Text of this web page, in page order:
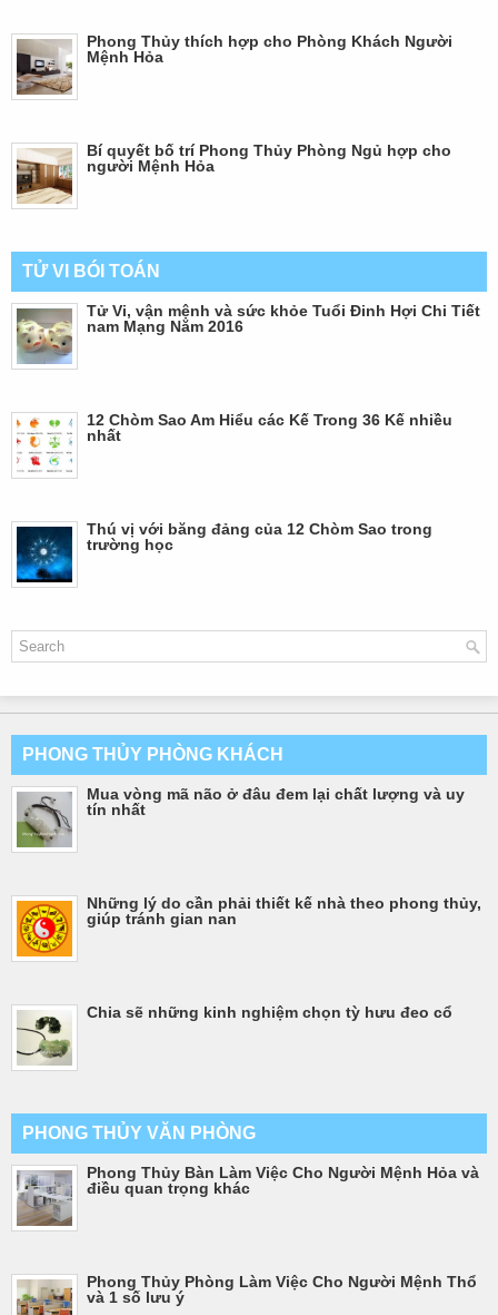
Phong Thủy thích hợp cho Phòng Khách Người
Mệnh Hỏa
Bí quyết bố trí Phong Thủy Phòng Ngủ hợp cho
người Mệnh Hỏa
TỬ VI BÓI TOÁN
Tử Vi, vận mệnh và sức khỏe Tuổi Đinh Hợi Chi Tiết
nam Mạng Năm 2016
12 Chòm Sao Am Hiểu các Kế Trong 36 Kế nhiều
nhất
Thú vị với băng đảng của 12 Chòm Sao trong
trường học
PHONG THỦY PHÒNG KHÁCH
Mua vòng mã não ở đâu đem lại chất lượng và uy
tín nhất
Những lý do cần phải thiết kế nhà theo phong thủy,
giúp tránh gian nan
Chia sẽ những kinh nghiệm chọn tỳ hưu đeo cổ
PHONG THỦY VĂN PHÒNG
Phong Thủy Bàn Làm Việc Cho Người Mệnh Hỏa và
điều quan trọng khác
Phong Thủy Phòng Làm Việc Cho Người Mệnh Thổ
và 1 số lưu ý